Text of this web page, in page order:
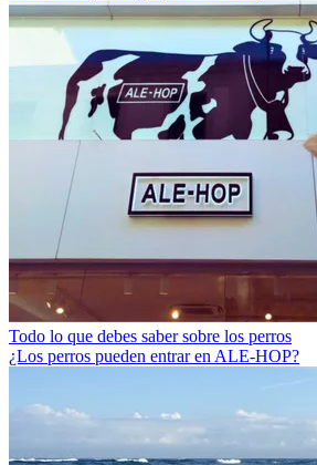
Todo lo que debes saber sobre los perros
¿Los perros pueden entrar en ALE-HOP?